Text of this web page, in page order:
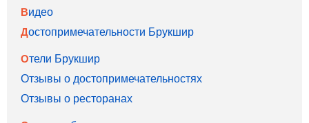
Видео
Достопримечательности Брукшир
Отели Брукшир
Отзывы о достопримечательностях
Отзывы о ресторанах